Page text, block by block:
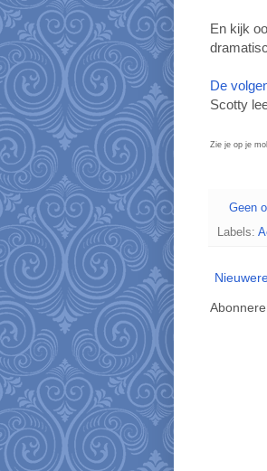
En kijk
De
Scotty
Zie je op je
Geen
Labels: